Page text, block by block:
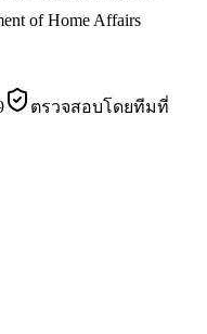
of Home Affairs
ตรวจสอบโดยทีมที่